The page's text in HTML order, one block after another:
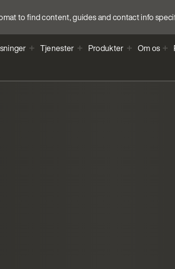
to find content, guides and contact info
Tjenester Produkter Om os